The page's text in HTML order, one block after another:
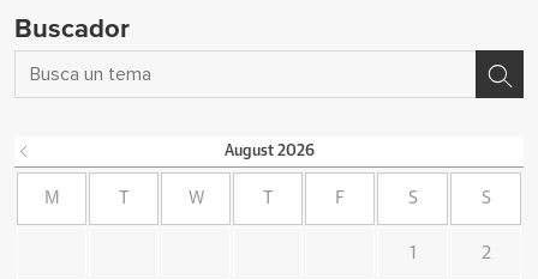
Buscador
August 2026
M W F S S
1 2